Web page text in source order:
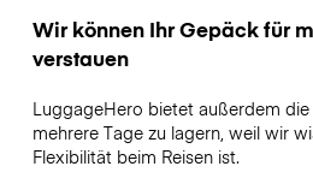
Wir können Ihr Gepäck für
verstauen
LuggageHero bietet außerdem
mehrere Tage zu lagern, weil wir
Flexibilität beim Reisen ist.